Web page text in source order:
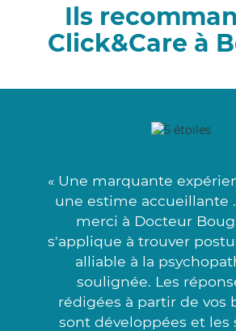
Ils
Click&Care à
« Une marquante
une estime accueillante
merci à Docteur
s'applique à trouver
alliable à la
soulignée. Les
rédigées à partir de vos
sont développées et les